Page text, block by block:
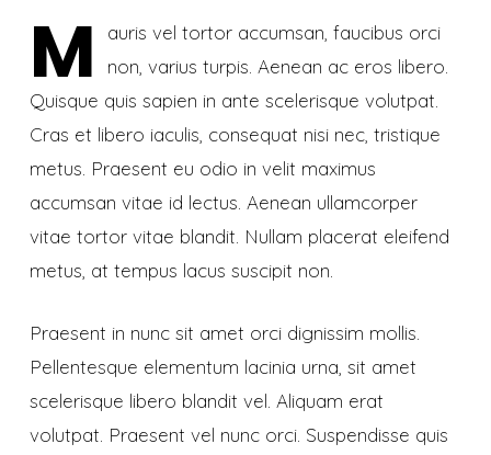
M
auris vel tortor accumsan, faucibus orci
non, varius turpis. Aenean ac eros libero.
Quisque quis sapien in ante scelerisque volutpat.
Cras et libero iaculis, consequat nisi nec, tristique
metus. Praesent eu odio in velit maximus
accumsan vitae id lectus. Aenean ullamcorper
vitae tortor vitae blandit. Nullam placerat eleifend
metus, at tempus lacus suscipit non.
Praesent in nunc sit amet orci dignissim mollis.
Pellentesque elementum lacinia urna, sit amet
scelerisque libero blandit vel. Aliquam erat
volutpat. Praesent vel nunc orci. Suspendisse quis